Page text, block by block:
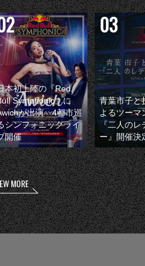
本初上陸の『Red
Symphonic』に
が出演 4都市巡
シンフォニックライ
開催
青葉市子と
よるツーマ
『二人のレ
ー』開催決
MORE